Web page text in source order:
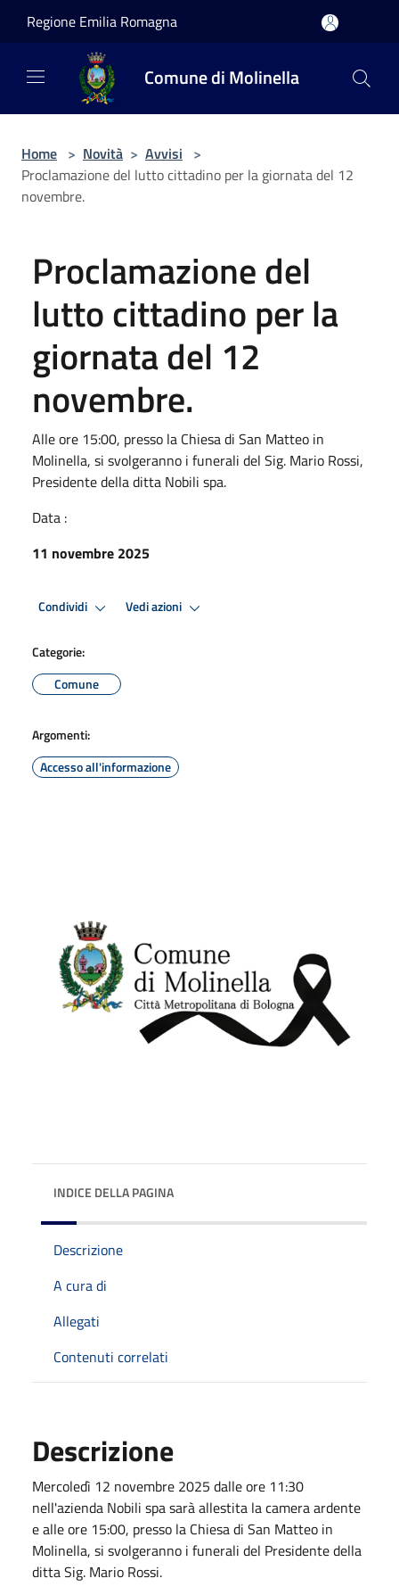
Regione Emilia Romagna
Comune di Molinella
Home > Novità > Avvisi >
Proclamazione del lutto cittadino per la giornata del 12
novembre.
Proclamazione del
lutto cittadino per la
giornata del 12
novembre.
Alle ore 15:00, presso la Chiesa di San Matteo in
Molinella, si svolgeranno i funerali del Sig. Mario Rossi,
Presidente della ditta Nobili spa.
Data :
11 novembre 2025
Condividi Vedi azioni
Categorie:
Comune
Argomenti:
Accesso all'informazione
INDICE DELLA PAGINA
Descrizione
A cura di
Allegati
Contenuti correlati
Descrizione
Mercoledì 12 novembre 2025 dalle ore 11:30
nell'azienda Nobili spa sarà allestita la camera ardente
e alle ore 15:00, presso la Chiesa di San Matteo in
Molinella, si svolgeranno i funerali del Presidente della
ditta Sig. Mario Rossi.